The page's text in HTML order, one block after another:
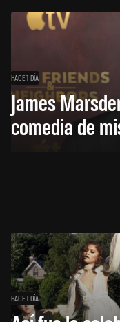
HACE 1 DÍA
James
comedia de
HACE 1 DÍA